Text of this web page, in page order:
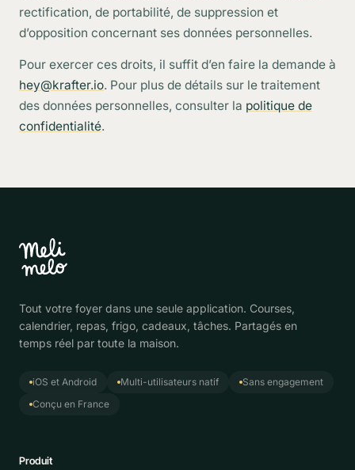
rectification, de portabilité, de suppression et
d’opposition concernant ses données personnelles.
Pour exercer ces droits, il suffit d’en faire la demande à
hey@krafter.io. Pour plus de détails sur le traitement
des données personnelles, consulter la politique de
confidentialité.
Tout votre foyer dans une seule application. Courses,
calendrier, repas, frigo, cadeaux, tâches. Partagés en
temps réel par toute la maison.
iOS et Android Multi-utilisateurs natif
Sans engagement
Conçu en France
Produit